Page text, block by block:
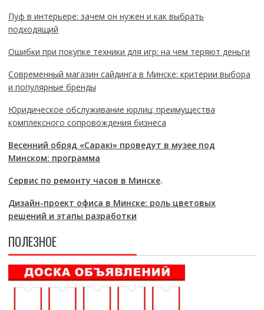
Пуф в интерьере: зачем он нужен и как выбрать
подходящий
Ошибки при покупке техники для игр: на чем теряют деньги
Современный магазин сайдинга в Минске: критерии выбора
и популярные бренды
Юридическое обслуживание юрлиц: преимущества
комплексного сопровождения бизнеса
Весенний обряд «Саракі» проведут в музее под
Минском: программа
Сервис по ремонту часов в Минске.
Дизайн-проект офиса в Минске: роль цветовых
решений и этапы разработки
ПОЛЕЗНОЕ